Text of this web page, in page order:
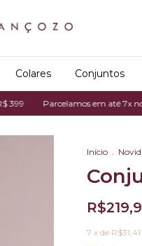
Colares Conjuntos
Parcelamos em até 7x no cartão
Início .
7 x de R$31,41